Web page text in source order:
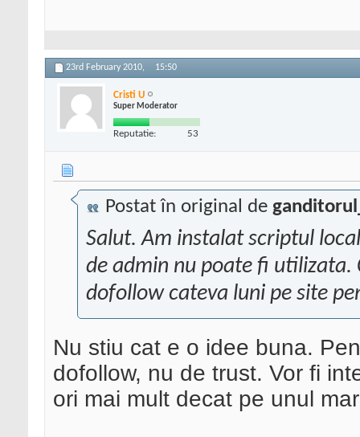
23rd February 2010, 15:50
Cristi U
Super Moderator
Reputatie: 53
Postat în original de
Salut. Am instalat scriptul
de admin nu poate fi utilizata.
dofollow cateva luni pe site
Nu stiu cat e o idee buna.
dofollow, nu de trust. Vor fi
ori mai mult decat pe unul